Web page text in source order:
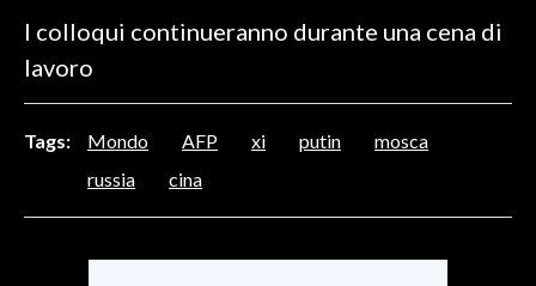
CALCIO REGIONALE
BASKET
MOTORI
ALTRI SPORT
I colloqui continueranno durante una cena di
lavoro
Tags: Mondo AFP xi putin
mosca
russia
cina